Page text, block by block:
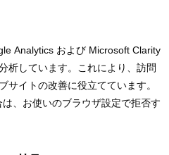
Analytics および Microsoft Clarity
析しています。これにより、訪問
サイトの改善に役立てています。
、お使いのブラウザ設定で拒否す